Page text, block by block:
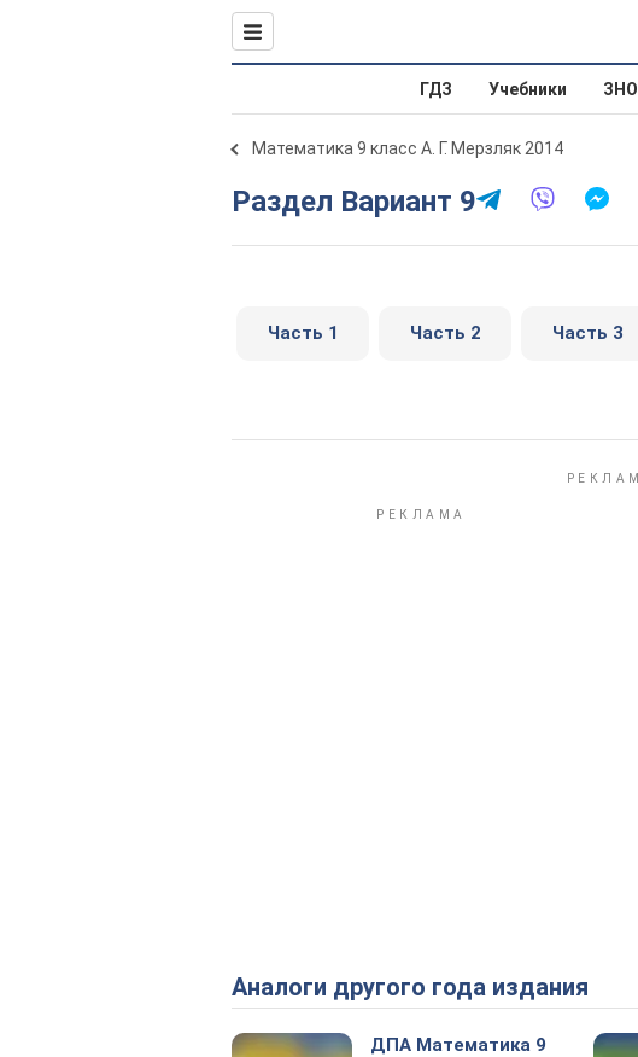
ГДЗ Учебники ЗНО
Математика 9 класс А. Г. Мерзляк 2014
Раздел Вариант 9
Часть 1 Часть 2 Часть 3
Аналоги другого года издания
ДПА Математика 9